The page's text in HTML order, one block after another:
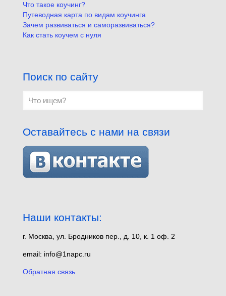
Что такое коучинг?
Путеводная карта по видам коучинга
Зачем развиваться и саморазвиваться?
Как стать коучем с нуля
Поиск по сайту
Оставайтесь с нами на связи
Наши контакты:
г. Москва, ул. Бродников пер., д. 10, к. 1 оф. 2
email: info@1napc.ru
Обратная связь